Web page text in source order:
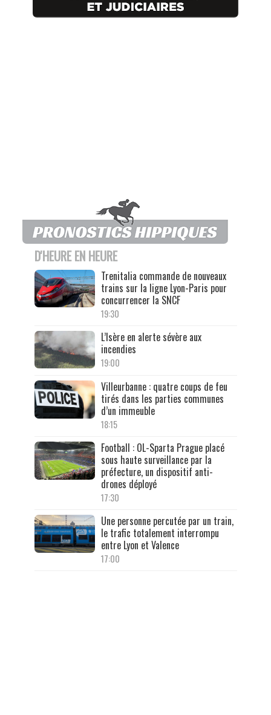
D'HEURE EN HEURE
Trenitalia commande de nouveaux
trains sur la ligne Lyon-Paris pour
concurrencer la SNCF
19:30
L’Isère en alerte sévère aux
incendies
19:00
Villeurbanne : quatre coups de feu
tirés dans les parties communes
d’un immeuble
18:15
Football : OL-Sparta Prague placé
sous haute surveillance par la
préfecture, un dispositif anti-
drones déployé
17:30
Une personne percutée par un train,
le trafic totalement interrompu
entre Lyon et Valence
17:00